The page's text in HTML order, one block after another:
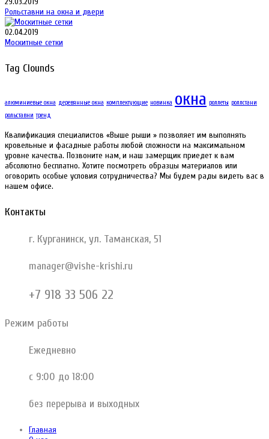
Рольставни на окна и двери
02.04.2019
Москитные сетки
Tag Clounds
алюминиевые окна деревянные окна комплектующие новинка окна роллеты роллстани
рольставни тренд
Квалификация специалистов «Выше рыши » позволяет им выполнять
кровельные и фасадные работы любой сложности на максимальном
уровне качества. Позвоните нам, и наш замерщик приедет к вам
абсолютно бесплатно. Хотите посмотреть образцы материалов или
оговорить особые условия сотрудничества? Мы будем рады видеть вас в
нашем офисе.
Контакты
г. Курганинск, ул. Таманская, 51
manager@vishe-krishi.ru
+7 918 33 506 22
Режим работы
Ежедневно
с 9:00 до 18:00
без перерыва и выходных
Главная